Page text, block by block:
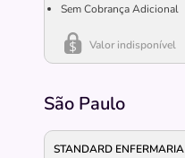
Sem Cobrança Adicional
Valor indisponível
São Paulo
STANDARD ENFERMARIA